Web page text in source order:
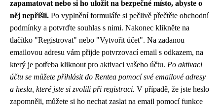
zapamatovat nebo si ho uložit na bezpečné místo, abyste o
něj nepřišli. Po vyplnění formuláře si pečlivě přečtěte obchodní
podmínky a potvrďte souhlas s nimi. Nakonec klikněte na
tlačítko "Registrovat" nebo "Vytvořit účet". Na zadanou
emailovou adresu vám přijde potvrzovací email s odkazem, na
který je potřeba kliknout pro aktivaci vašeho účtu. Po aktivaci
účtu se můžete přihlásit do Rentea pomocí své emailové adresy
a hesla, které jste si zvolili při registraci. V případě, že jste heslo
zapomněli, můžete si ho nechat zaslat na email pomocí funkce